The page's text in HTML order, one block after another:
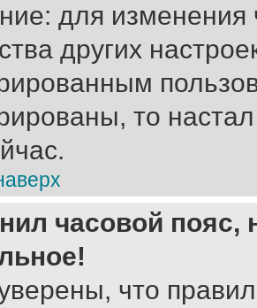
для изменения
других
то
часовой пояс,
что